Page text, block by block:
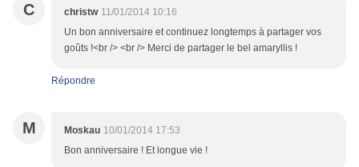
C christw 11/01/2014 10:16
Un bon anniversaire et continuez longtemps à partager vos
goûts !<br /> <br /> Merci de partager le bel amaryllis !
Répondre
M Moskau 10/01/2014 17:53
Bon anniversaire ! Et longue vie !